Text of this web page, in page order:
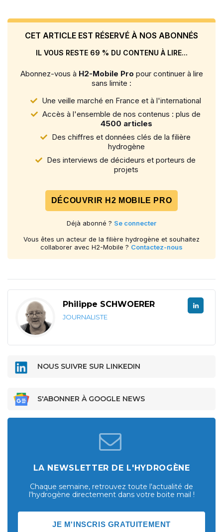
CET ARTICLE EST RÉSERVÉ À NOS ABONNÉS
IL VOUS RESTE 69 % DU CONTENU À LIRE...
Abonnez-vous à H2-Mobile Pro pour continuer à lire
sans limite :
Une veille marché en France et à l'international
Accès à l'ensemble de nos contenus : plus de
4500 articles
Des chiffres et données clés de la filière
hydrogène
Des interviews de décideurs et porteurs de
projets
DÉCOUVRIR H2 MOBILE PRO
Déjà abonné ? Se connecter
Vous êtes un acteur de la filière hydrogène et souhaitez
collaborer avec H2-Mobile ? Contactez-nous
Philippe SCHWOERER
JOURNALISTE
NOUS SUIVRE SUR LINKEDIN
S'ABONNER À GOOGLE NEWS
LA NEWSLETTER DE L'HYDROGÈNE
Chaque semaine, retrouvez toute l'actualité de
l'hydrogène directement dans votre boite mail !
JE M'INSCRIS GRATUITEMENT